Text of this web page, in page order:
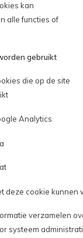
kan
alle functies of
gebruikt
die op de site
Analytics
deze cookie kunnen
verzamelen
systeem